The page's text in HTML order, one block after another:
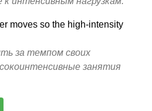
moves so the high-intensity
за темпом своих
занятия